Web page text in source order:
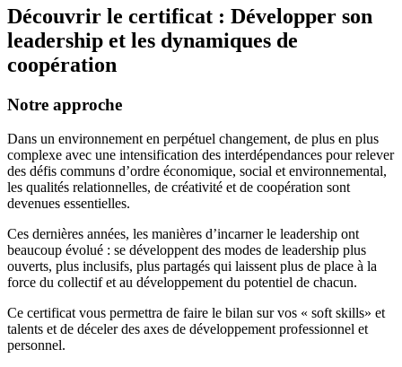
Découvrir le certificat : Développer son
leadership et les dynamiques de
coopération
Notre approche
Dans un environnement en perpétuel changement, de plus en plus
complexe avec une intensification des interdépendances pour relever
des défis communs d’ordre économique, social et environnemental,
les qualités relationnelles, de créativité et de coopération sont
devenues essentielles.
Ces dernières années, les manières d’incarner le leadership ont
beaucoup évolué : se développent des modes de leadership plus
ouverts, plus inclusifs, plus partagés qui laissent plus de place à la
force du collectif et au développement du potentiel de chacun.
Ce certificat vous permettra de faire le bilan sur vos « soft skills» et
talents et de déceler des axes de développement professionnel et
personnel.